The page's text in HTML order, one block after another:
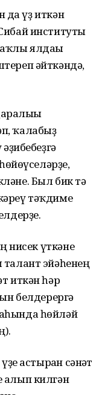
да үҙ иткән
институты
ялдағы
әйткәндә,
ҡалабыҙ
Был бик тә
тәҡдиме
нисек үткәне
эйәһенең
иткән һәр
белдерергә
һөйләй
астырған сәнғәт
алып килгән